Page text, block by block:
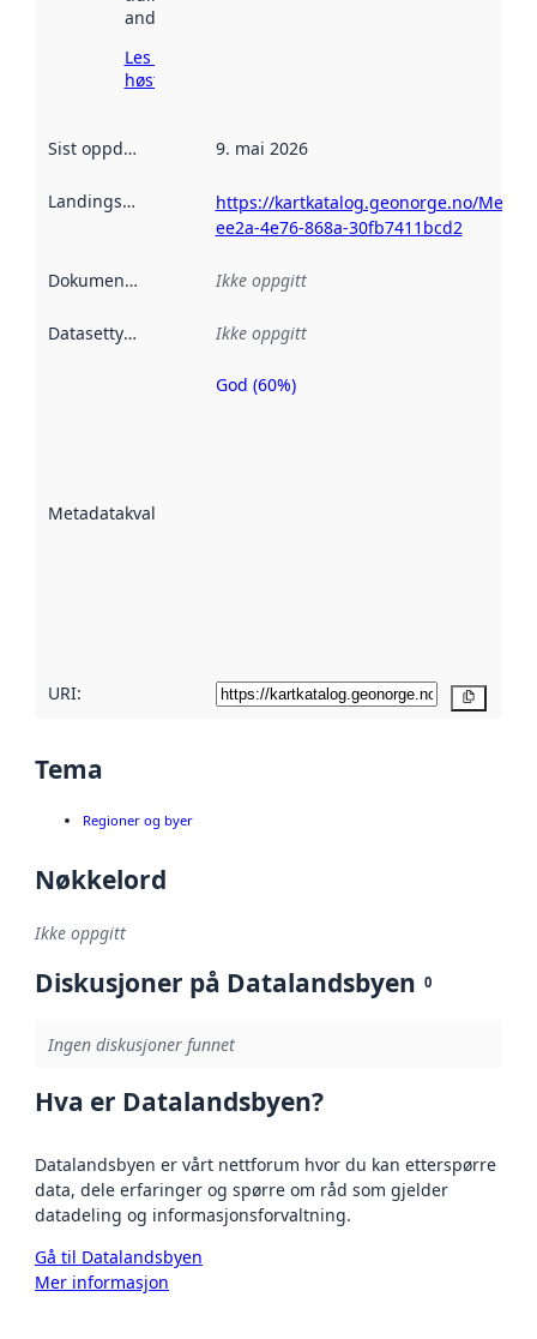
andre steder.
Les mer om
høsting her
Sist oppdatert 9. mai 2026
Landingsside
https://kartkatalog.geonorge.no/
ee2a-4e76-868a-30fb7411bcd2
Dokumentasjon Ikke oppgitt
Datasettype Ikke oppgitt
Metadatakvalitet
Metadatakvalitet
God (60%)
URI:
Tema
Regioner og byer
Nøkkelord
Ikke oppgitt
Diskusjoner på Datalandsbyen 0
Ingen diskusjoner funnet
Hva er Datalandsbyen?
Datalandsbyen er vårt nettforum hvor du kan etterspørre
data, dele erfaringer og spørre om råd som gjelder
datadeling og informasjonsforvaltning.
Gå til Datalandsbyen
Mer informasjon